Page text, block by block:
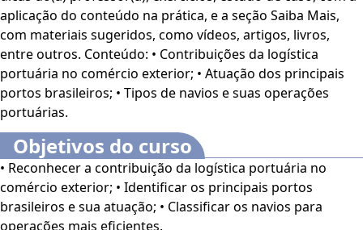
aplicação do conteúdo na prática, e a seção Saiba Mais,
com materiais sugeridos, como vídeos, artigos, livros,
entre outros. Conteúdo: • Contribuições da logística
portuária no comércio exterior; • Atuação dos principais
portos brasileiros; • Tipos de navios e suas operações
portuárias.
Objetivos do curso
• Reconhecer a contribuição da logística portuária no
comércio exterior; • Identificar os principais portos
brasileiros e sua atuação; • Classificar os navios para
operações mais eficientes.